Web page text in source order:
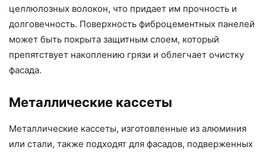
целлюлозных волокон, что придает им прочность и
долговечность. Поверхность фиброцементных панелей
может быть покрыта защитным слоем, который
препятствует накоплению грязи и облегчает очистку
фасада.
Металлические кассеты
Металлические кассеты, изготовленные из алюминия
или стали, также подходят для фасадов, подверженных